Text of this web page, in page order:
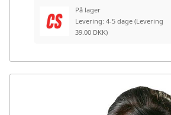
På lager
Levering: 4-5 dage (Levering
39.00 DKK)